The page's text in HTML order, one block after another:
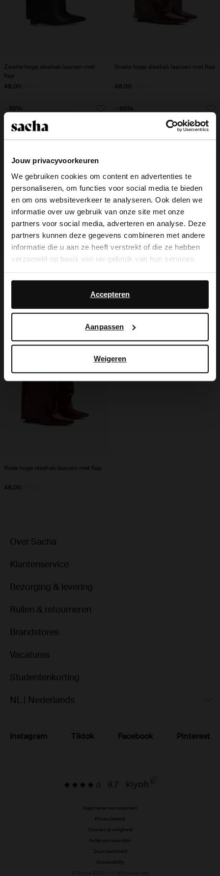
Jouw privacyvoorkeuren
We gebruiken cookies om content en advertenties te
personaliseren, om functies voor social media te bieden
en om ons websiteverkeer te analyseren. Ook delen we
informatie over uw gebruik van onze site met onze
partners voor social media, adverteren en analyse. Deze
partners kunnen deze gegevens combineren met andere
informatie die u aan ze heeft verstrekt of die ze hebben
verzameld op basis van uw gebruik van hun services.
Daarnaast werken wij samen met Google voor
advertentie- en meetdoeleinden. Meer informatie over
hoe Google uw persoonsgegevens gebruikt, vindt u op
Accepteren
Aanpassen
Weigeren
Zwarte hoge sleehak laarzen met
flap
48.00
Snake hoge sleehak laarzen met flap
48.00
- 50% - 60%
Rode hoge sleehak laarzen met flap
48.00
- 60%
Over Sacha
Klantenservice
Bezorging & levering
Ruilen & retourneren
Brandstores
Vacatures
Studentenkorting
NL | Nederlands
Instagram Tiktok Facebook Pinterest
8.7
Algemene voorwaarden
Privacybeleid
Cookies & veiligheid
Actievoorwaarden
Duurzaamheid
Accessibility
×
View this website in English?
It looks like your language isn't Dutch. Would
you like to switch to English?
Yes, switch to
English
No, stay in Dutch